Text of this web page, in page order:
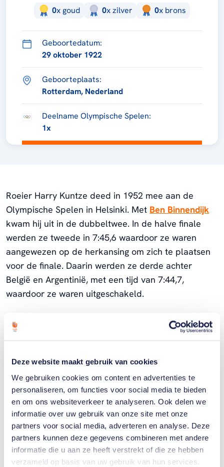
Deze website maakt gebruik van cookies
We gebruiken cookies om content en advertenties te
personaliseren, om functies voor social media te bieden
en om ons websiteverkeer te analyseren. Ook delen we
informatie over uw gebruik van onze site met onze
partners voor social media, adverteren en analyse. Deze
partners kunnen deze gegevens combineren met andere
informatie die u aan ze heeft verstrekt of die ze hebben
verzameld op basis van uw gebruik van hun services.
0x goud 0xzilver 0x brons
Geboortedatum:
29 oktober 1922
Geboorteplaats:
Rotterdam, Nederland
Deelname Olympische Spelen:
1x
Roeier Harry Kuntze deed in 1952 mee aan de
Olympische Spelen in Helsinki. Met Ben Binnendijk
kwam hij uit in de dubbeltwee. In de halve finale
werden ze tweede in 7:45,6 waardoor ze waren
aangewezen op de herkansing om zich te plaatsen
voor de finale. Daarin werden ze derde achter
België en Argentinië, met een tijd van 7:44,7,
waardoor ze waren uitgeschakeld.
Kuntze was lid van Triton in Utrecht en werkte als
Foto: Triton oude 2 in juli 1952, met Binnendijk,
Kuntze en (niet zichtbaar) Wolinge (Bron: Herbert
Behrens/Anefo).